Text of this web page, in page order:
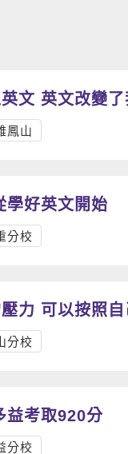
文 英文改變了
鳳山
學好英文開始
分校
沒有固定進度的壓力
分校
益考取920分
分校